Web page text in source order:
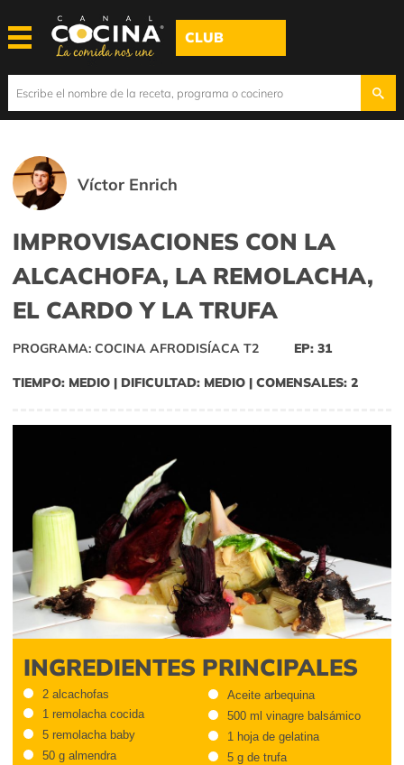
CLUB
Víctor Enrich
IMPROVISACIONES CON LA
ALCACHOFA, LA REMOLACHA,
EL CARDO Y LA TRUFA
PROGRAMA: COCINA AFRODISÍACA T2 EP: 31
TIEMPO: MEDIO | DIFICULTAD: MEDIO | COMENSALES: 2
INGREDIENTES PRINCIPALES
2 alcachofas
1 remolacha cocida
5 remolacha baby
50 g almendra
Aceite arbequina
500 ml vinagre balsámico
1 hoja de gelatina
5 g de trufa